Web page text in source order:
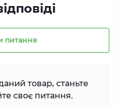
питання
товар, станьте
своє питання.